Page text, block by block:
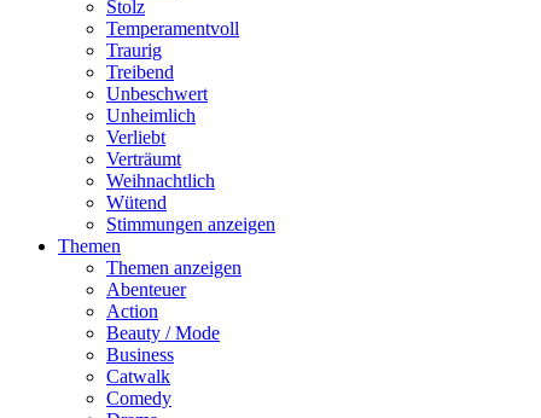
Stolz
Temperamentvoll
Traurig
Treibend
Unbeschwert
Unheimlich
Verliebt
Verträumt
Weihnachtlich
Wütend
Stimmungen anzeigen
Themen
Themen anzeigen
Abenteuer
Action
Beauty / Mode
Business
Catwalk
Comedy